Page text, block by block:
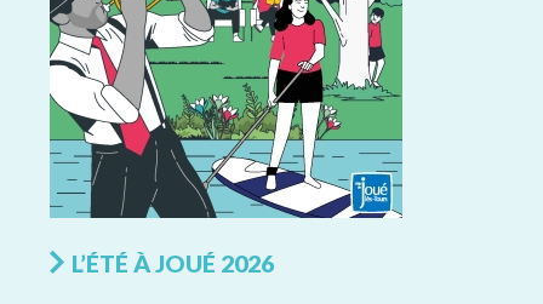
L’ÉTÉ À JOUÉ 2026